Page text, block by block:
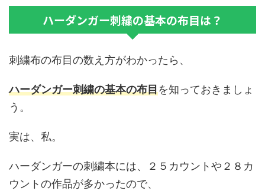
ハーダンガー刺繍の基本の布目は？
刺繍布の布目の数え方がわかったら、
ハーダンガー刺繍の基本の布目を知っておきましょ
う。
実は、私。
ハーダンガーの刺繍本には、２５カウントや２８カ
ウントの作品が多かったので、